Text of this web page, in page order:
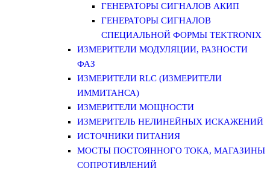
ГЕНЕРАТОРЫ СИГНАЛОВ АКИП
ГЕНЕРАТОРЫ СИГНАЛОВ
СПЕЦИАЛЬНОЙ ФОРМЫ TEKTRONIX
ИЗМЕРИТЕЛИ МОДУЛЯЦИИ, РАЗНОСТИ
ФАЗ
ИЗМЕРИТЕЛИ RLC (ИЗМЕРИТЕЛИ
ИММИТАНСА)
ИЗМЕРИТЕЛИ МОЩНОСТИ
ИЗМЕРИТЕЛЬ НЕЛИНЕЙНЫХ ИСКАЖЕНИЙ
ИСТОЧНИКИ ПИТАНИЯ
МОСТЫ ПОСТОЯННОГО ТОКА, МАГАЗИНЫ
СОПРОТИВЛЕНИЙ